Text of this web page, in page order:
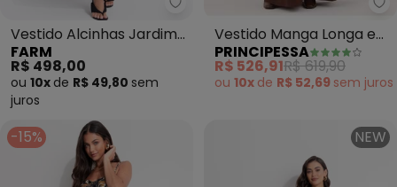
Farm - Vestido Alcinhas
Vestido Alcinhas Jardim
de Amora (Preto)
FARM
R$ 498,00
ou 10x de R$ 49,80 sem
juros
Vestido Manga Longa em
Crepe Texturizado
Marrom Esilda
PRINCIPESSA
R$ 526,91R$ 619,90
ou 10x de R$ 52,69 sem juros
-15% NEW